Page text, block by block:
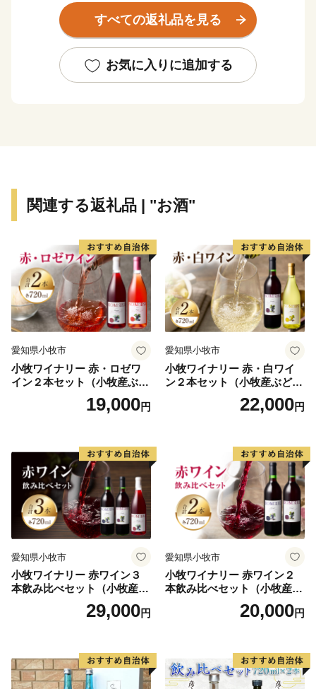
読書活動も盛んで、全国に先駆けて実施したブックスタ
ート事業など、読書のまちづくりにも力を入れていま
豊かな水資源を求め、大手ビール工場（サッポロビール
北海道工場）など食品関連企業の立地が進んでいます。
すべての返礼品を見る
お気に入りに追加する
関連する返礼品 | "お酒"
愛知県小牧市
小牧ワイナリー 赤・ロゼワ
イン２本セット（小牧産ぶど
19,000円
愛知県小牧市
小牧ワイナリー 赤・白ワイ
ン２本セット（小牧産ぶどう
22,000円
愛知県小牧市
小牧ワイナリー 赤ワイン３
本飲み比べセット（小牧産ぶ
どう100％使用）29,000円
愛知県小牧市
小牧ワイナリー 赤ワイン２
本飲み比べセット（小牧産ぶ
どう100％使用）20,000円